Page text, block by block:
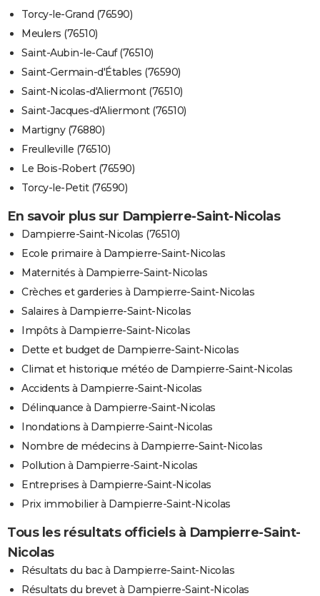
Torcy-le-Grand (76590)
Meulers (76510)
Saint-Aubin-le-Cauf (76510)
Saint-Germain-d'Étables (76590)
Saint-Nicolas-d'Aliermont (76510)
Saint-Jacques-d'Aliermont (76510)
Martigny (76880)
Freulleville (76510)
Le Bois-Robert (76590)
Torcy-le-Petit (76590)
En savoir plus sur Dampierre-Saint-Nicolas
Dampierre-Saint-Nicolas (76510)
Ecole primaire à Dampierre-Saint-Nicolas
Maternités à Dampierre-Saint-Nicolas
Crèches et garderies à Dampierre-Saint-Nicolas
Salaires à Dampierre-Saint-Nicolas
Impôts à Dampierre-Saint-Nicolas
Dette et budget de Dampierre-Saint-Nicolas
Climat et historique météo de Dampierre-Saint-Nicolas
Accidents à Dampierre-Saint-Nicolas
Délinquance à Dampierre-Saint-Nicolas
Inondations à Dampierre-Saint-Nicolas
Nombre de médecins à Dampierre-Saint-Nicolas
Pollution à Dampierre-Saint-Nicolas
Entreprises à Dampierre-Saint-Nicolas
Prix immobilier à Dampierre-Saint-Nicolas
Tous les résultats officiels à Dampierre-Saint-
Nicolas
Résultats du bac à Dampierre-Saint-Nicolas
Résultats du brevet à Dampierre-Saint-Nicolas